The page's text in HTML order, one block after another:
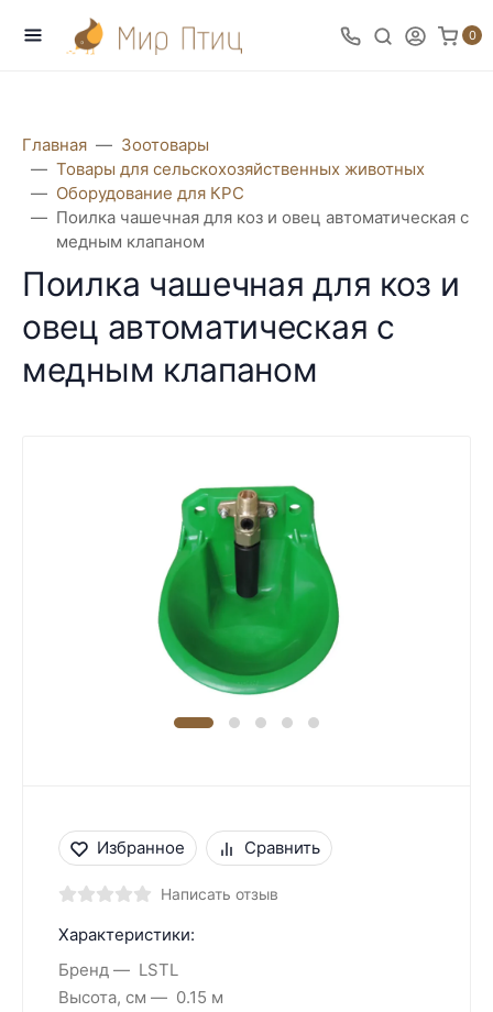
0
Главная
Зоотовары
Товары для сельскохозяйственных животных
Оборудование для КРС
Поилка чашечная для коз и овец автоматическая с
медным клапаном
Поилка чашечная для коз и
овец автоматическая с
медным клапаном
Избранное Сравнить
Написать отзыв
Характеристики:
Бренд
LSTL
Высота, см
0.15 м